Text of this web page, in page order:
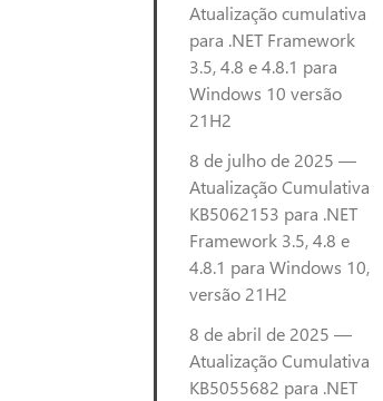
Atualização cumulativa
para .NET Framework
3.5, 4.8 e 4.8.1 para
Windows 10 versão
21H2
8 de julho de 2025 —
Atualização Cumulativa
KB5062153 para .NET
Framework 3.5, 4.8 e
4.8.1 para Windows 10,
versão 21H2
8 de abril de 2025 —
Atualização Cumulativa
KB5055682 para .NET